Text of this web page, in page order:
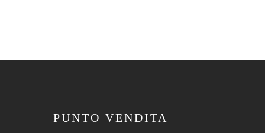
PUNTO VENDITA